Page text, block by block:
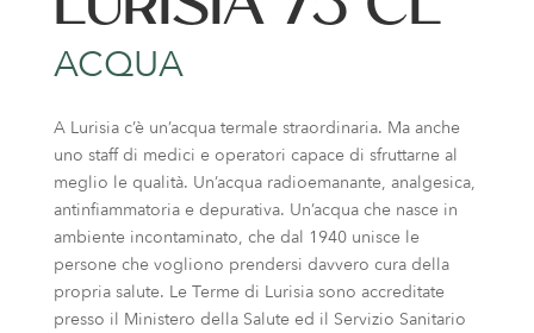
ACQUA
A Lurisia c’è un’acqua termale straordinaria. Ma anche
uno staff di medici e operatori capace di sfruttarne al
meglio le qualità. Un’acqua radioemanante, analgesica,
antinfiammatoria e depurativa. Un’acqua che nasce in
ambiente incontaminato, che dal 1940 unisce le
persone che vogliono prendersi davvero cura della
propria salute. Le Terme di Lurisia sono accreditate
presso il Ministero della Salute ed il Servizio Sanitario